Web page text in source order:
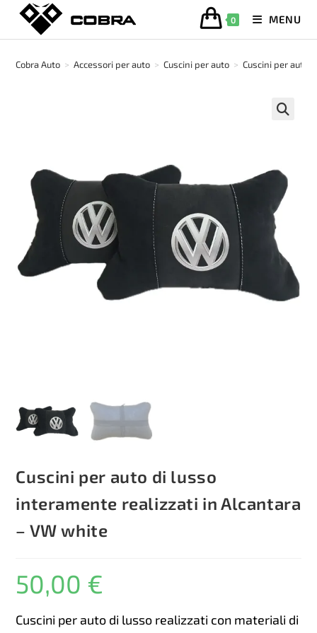
Salta
contenuto
0 MENU
Cobra Auto > Accessori per auto > Cuscini per auto > Cuscini per auto
Cuscini per auto di lusso
interamente realizzati in Alcantara
– VW white
50,00 €
Cuscini per auto di lusso realizzati con materiali di